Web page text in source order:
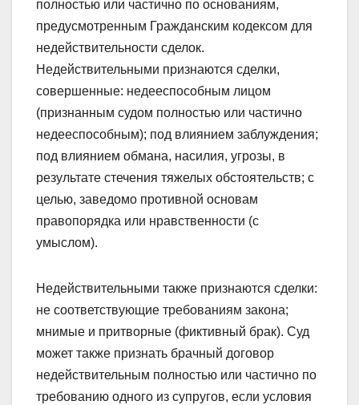
полностью или частично по основаниям,
предусмотренным Гражданским кодексом для
недействительности сделок.
Недействительными признаются сделки,
совершенные: недееспособным лицом
(признанным судом полностью или частично
недееспособным); под влиянием заблуждения;
под влиянием обмана, насилия, угрозы, в
результате стечения тяжелых обстоятельств; с
целью, заведомо противной основам
правопорядка или нравственности (с
умыслом).
Недействительными также признаются сделки:
не соответствующие требованиям закона;
мнимые и притворные (фиктивный брак). Суд
может также признать брачный договор
недействительным полностью или частично по
требованию одного из супругов, если условия